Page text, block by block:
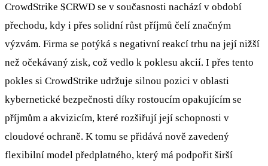
CrowdStrike $CRWD se v současnosti nachází v období
přechodu, kdy i přes solidní růst příjmů čelí značným
výzvám. Firma se potýká s negativní reakcí trhu na její nižší
než očekávaný zisk, což vedlo k poklesu akcií. I přes tento
pokles si CrowdStrike udržuje silnou pozici v oblasti
kybernetické bezpečnosti díky rostoucím opakujícím se
příjmům a akvizicím, které rozšiřují její schopnosti v
cloudové ochraně. K tomu se přidává nově zavedený
flexibilní model předplatného, který má podpořit širší